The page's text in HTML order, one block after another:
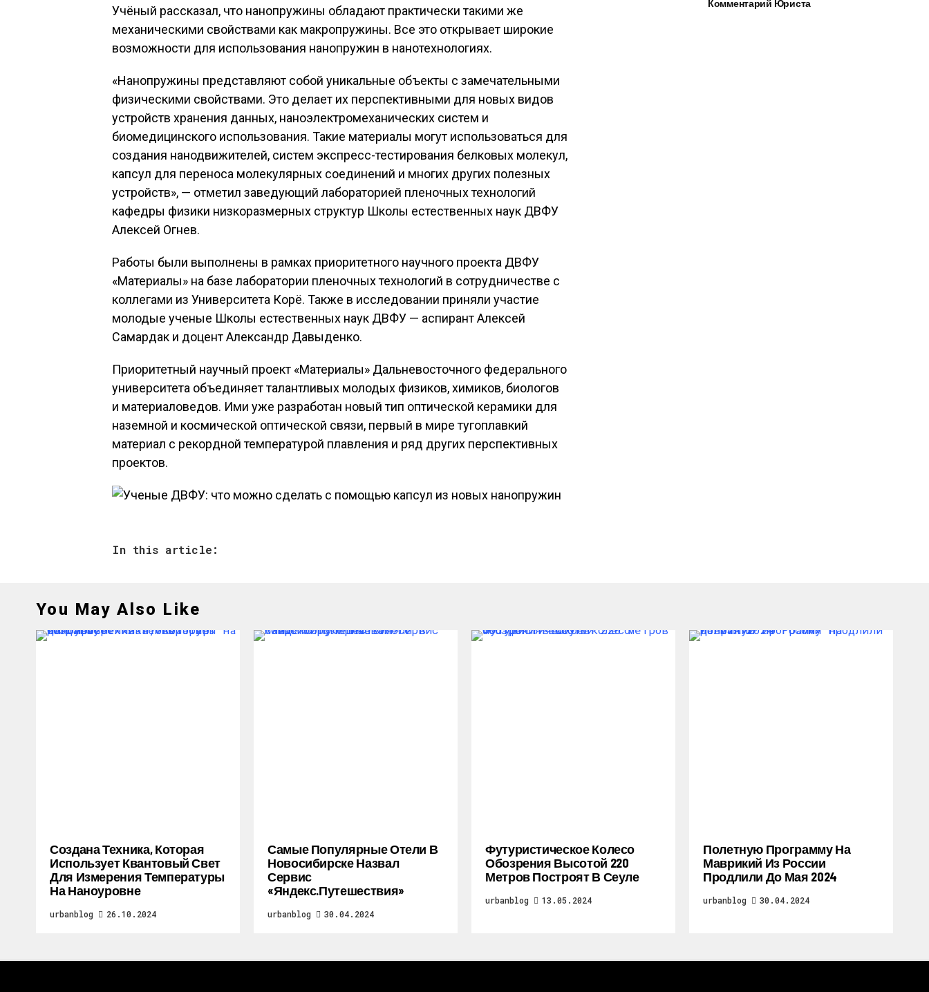
Учёный рассказал, что нанопружины обладают практически такими же
механическими свойствами как макропружины. Все это открывает широкие
возможности для использования нанопружин в нанотехнологиях.
«Нанопружины представляют собой уникальные объекты с замечательными
физическими свойствами. Это делает их перспективными для новых видов
устройств хранения данных, наноэлектромеханических систем и
биомедицинского использования. Такие материалы могут использоваться для
создания нанодвижителей, систем экспресс-тестирования белковых молекул,
капсул для переноса молекулярных соединений и многих других полезных
устройств», — отметил заведующий лабораторией пленочных технологий
кафедры физики низкоразмерных структур Школы естественных наук ДВФУ
Алексей Огнев.
Работы были выполнены в рамках приоритетного научного проекта ДВФУ
«Материалы» на базе лаборатории пленочных технологий в сотрудничестве с
коллегами из Университета Корë. Также в исследовании приняли участие
молодые ученые Школы естественных наук ДВФУ — аспирант Алексей
Самардак и доцент Александр Давыденко.
Приоритетный научный проект «Материалы» Дальневосточного федерального
университета объединяет талантливых молодых физиков, химиков, биологов
и материаловедов. Ими уже разработан новый тип оптической керамики для
наземной и космической оптической связи, первый в мире тугоплавкий
материал с рекордной температурой плавления и ряд других перспективных
проектов.
In this article:
Комментарий Юриста
You May Also Like
Создана Техника, Которая
Использует Квантовый Свет
Для Измерения Температуры
На Наноуровне
urbanblog 26.10.2024
Самые Популярные Отели В
Новосибирске Назвал
Сервис
«Яндекс.Путешествия»
urbanblog 30.04.2024
Футуристическое Колесо
Обозрения Высотой 220
Метров Построят В Сеуле
urbanblog 13.05.2024
Полетную Программу На
Маврикий Из России
Продлили До Мая 2024
urbanblog 30.04.2024